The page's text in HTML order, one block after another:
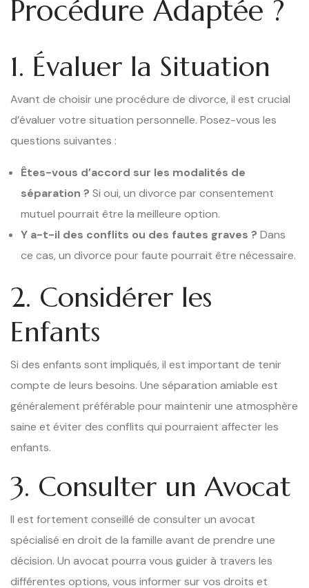
Procédure Adaptée ?
1. Évaluer la Situation
Avant de choisir une procédure de divorce, il est crucial
d’évaluer votre situation personnelle. Posez-vous les
questions suivantes :
Êtes-vous d’accord sur les modalités de
séparation ? Si oui, un divorce par consentement
mutuel pourrait être la meilleure option.
Y a-t-il des conflits ou des fautes graves ? Dans
ce cas, un divorce pour faute pourrait être nécessaire.
2. Considérer les
Enfants
Si des enfants sont impliqués, il est important de tenir
compte de leurs besoins. Une séparation amiable est
généralement préférable pour maintenir une atmosphère
saine et éviter des conflits qui pourraient affecter les
enfants.
3. Consulter un Avocat
Il est fortement conseillé de consulter un avocat
spécialisé en droit de la famille avant de prendre une
décision. Un avocat pourra vous guider à travers les
différentes options, vous informer sur vos droits et